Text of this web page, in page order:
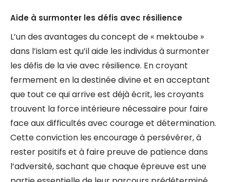
Aide à surmonter les défis avec résilience
L’un des avantages du concept de « mektoube »
dans l’islam est qu’il aide les individus à surmonter
les défis de la vie avec résilience. En croyant
fermement en la destinée divine et en acceptant
que tout ce qui arrive est déjà écrit, les croyants
trouvent la force intérieure nécessaire pour faire
face aux difficultés avec courage et détermination.
Cette conviction les encourage à persévérer, à
rester positifs et à faire preuve de patience dans
l’adversité, sachant que chaque épreuve est une